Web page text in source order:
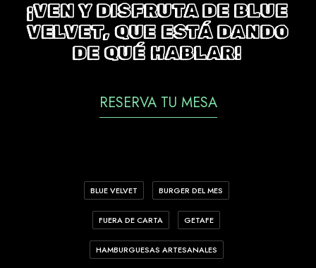
¡VEN Y DISFRUTA DE BLUE
VELVET, QUE ESTÁ DANDO
DE QUÉ HABLAR!
RESERVA TU MESA
BLUE VELVET BURGER DEL MES
FUERA DE CARTA GETAFE
HAMBURGUESAS ARTESANALES